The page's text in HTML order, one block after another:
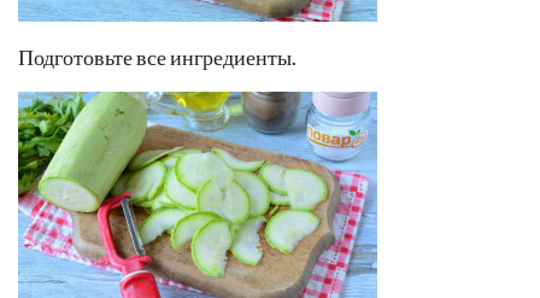
Подготовьте все ингредиенты.